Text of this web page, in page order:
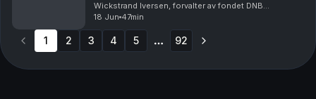
Wickstrand Iversen, forvalter av fondet DNB
Disruptive Opportunities. Audun er aktuell med den
nye boken Postkort fra fremtiden, og deler sine unike
innsikter ...
18 Jun 47min
1 2 3 4 5 92